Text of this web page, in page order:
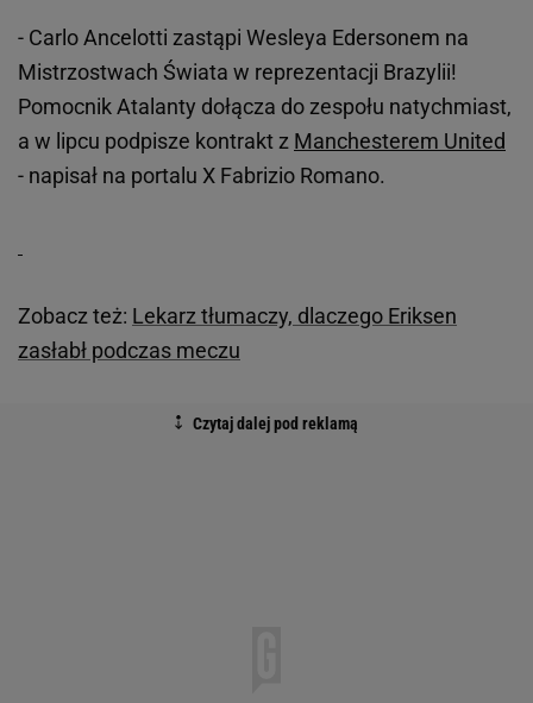
- Carlo Ancelotti zastąpi Wesleya Edersonem na
Mistrzostwach Świata w reprezentacji Brazylii!
Pomocnik Atalanty dołącza do zespołu natychmiast,
a w lipcu podpisze kontrakt z Manchesterem United
- napisał na portalu X Fabrizio Romano.
Zobacz też: Lekarz tłumaczy, dlaczego Eriksen
zasłabł podczas meczu